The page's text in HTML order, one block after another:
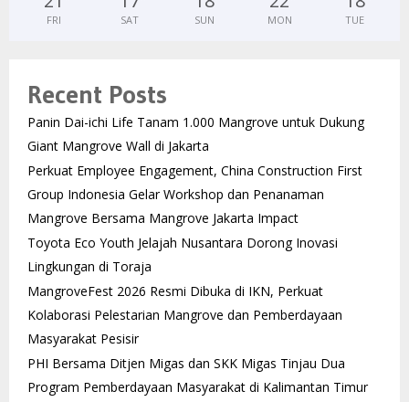
FRI SAT SUN MON TUE
Recent Posts
Panin Dai-ichi Life Tanam 1.000 Mangrove untuk Dukung
Giant Mangrove Wall di Jakarta
Perkuat Employee Engagement, China Construction First
Group Indonesia Gelar Workshop dan Penanaman
Mangrove Bersama Mangrove Jakarta Impact
Toyota Eco Youth Jelajah Nusantara Dorong Inovasi
Lingkungan di Toraja
MangroveFest 2026 Resmi Dibuka di IKN, Perkuat
Kolaborasi Pelestarian Mangrove dan Pemberdayaan
Masyarakat Pesisir
PHI Bersama Ditjen Migas dan SKK Migas Tinjau Dua
Program Pemberdayaan Masyarakat di Kalimantan Timur